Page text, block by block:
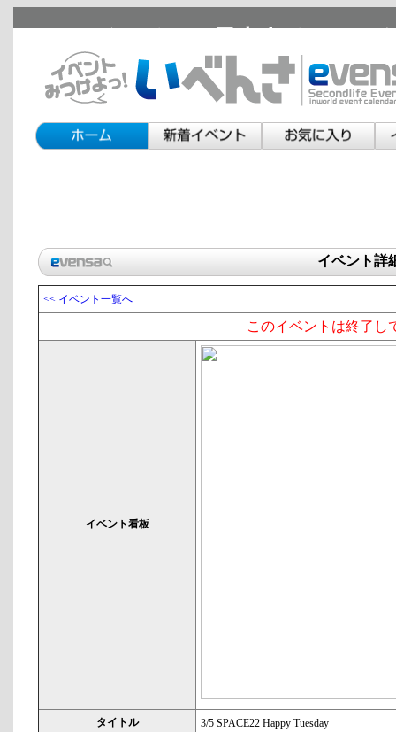
イベント詳
<< イベント一覧へ
このイベントは終了し
イベント看板
タイトル 3/5 SPACE22 Happy Tuesday